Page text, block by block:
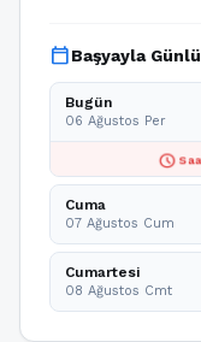
calendar_todayBaşyayla
Bugün
06 Ağustos Per
schedule
Cuma
07 Ağustos Cum
Cumartesi
08 Ağustos Cmt